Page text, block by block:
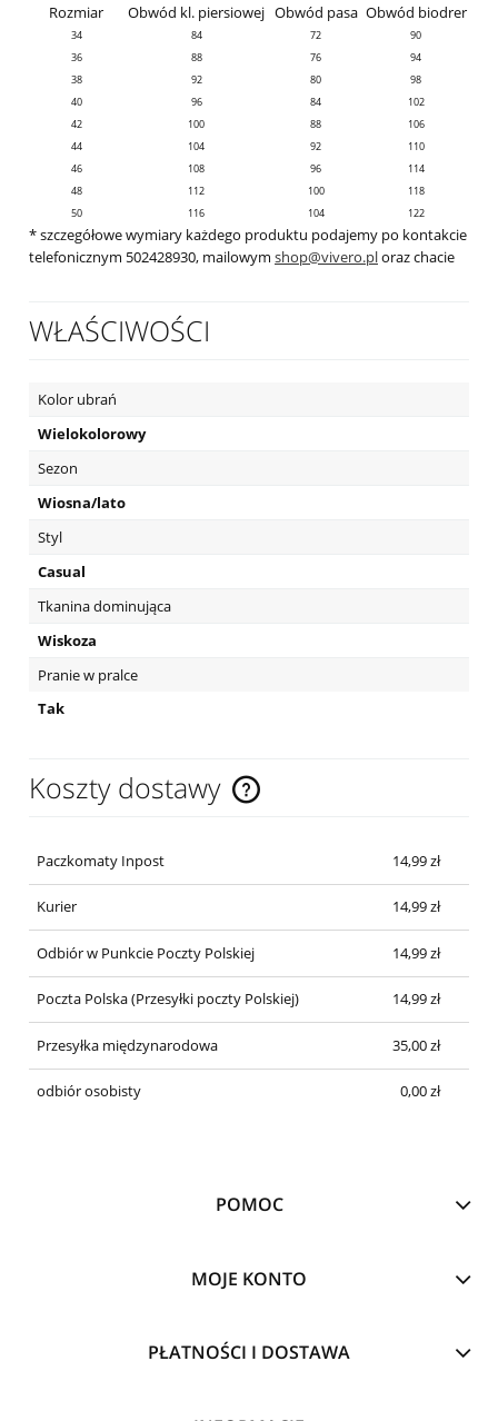
Rozmiar Obwód kl. piersiowej Obwód pasa Obwód biodrer
34 84 72
90
36
88 76
94
38
92 80
98
40
96 84
102
42
100 88
106
44
104 92
110
46
108 96
114
48
112 100
118
50
116 104 122
* szczegółowe wymiary każdego produktu podajemy po kontakcie
telefonicznym 502428930, mailowym shop@vivero.ploraz chacie
WŁAŚCIWOŚCI
Kolor ubrań
Wielokolorowy
Sezon
Wiosna/lato
Styl
Casual
Tkanina dominująca
Wiskoza
Pranie w pralce
Tak
Koszty dostawy
Cena nie zawiera ewentualnych kosztów płatności
Paczkomaty Inpost 14,99 zł
Kurier 14,99 zł
Odbiór w Punkcie Poczty Polskiej 14,99 zł
Poczta Polska(Przesyłki poczty Polskiej) 14,99 zł
Przesyłka międzynarodowa 35,00 zł
odbiór osobisty 0,00 zł
POMOC
MOJE KONTO
PŁATNOŚCI I DOSTAWA